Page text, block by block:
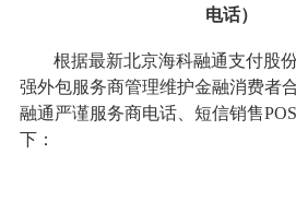
电话）
根据最新北京海科融通支付股
强外包服务商管理维护金融消费者
融通严谨服务商电话、短信销售
下：